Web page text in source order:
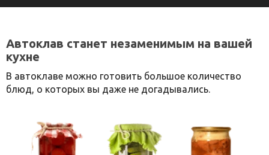
Автоклав станет незаменимым на вашей
кухне
В автоклаве можно готовить большое количество
блюд, о которых вы даже не догадывались.